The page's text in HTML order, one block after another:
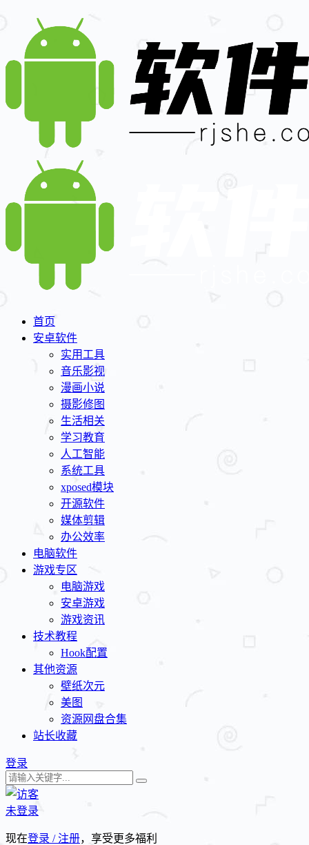
首页
安卓软件
实用工具
音乐影视
漫画小说
摄影修图
生活相关
学习教育
人工智能
系统工具
xposed模块
开源软件
媒体剪辑
办公效率
电脑软件
游戏专区
电脑游戏
安卓游戏
游戏资讯
技术教程
Hook配置
其他资源
壁纸次元
美图
资源网盘合集
站长收藏
登录
未登录
现在登录 / 注册，享受更多福利